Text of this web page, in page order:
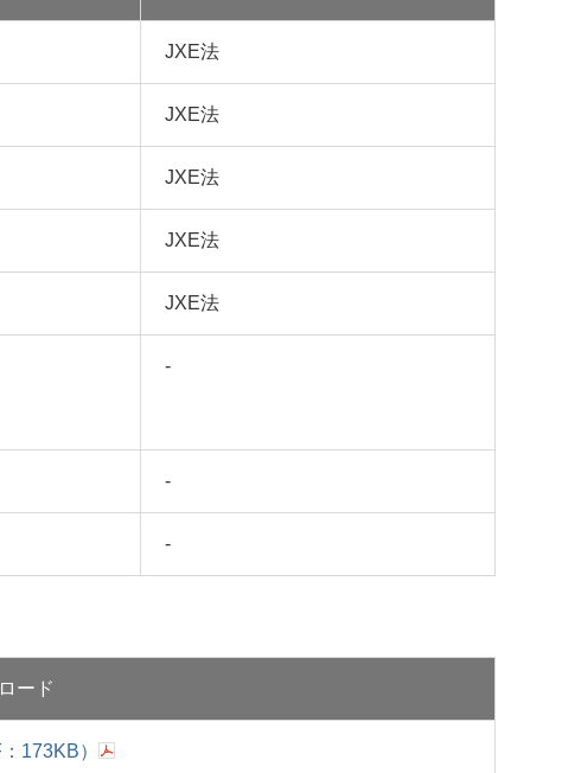
JXE法
JXE法
JXE法
JXE法
JXE法
-
-
-
ード
173KB）